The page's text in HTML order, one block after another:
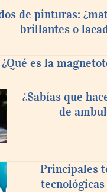
destaca la
o puerta
de pinturas:
brillantes o
¿Qué es la
¿Sabías que
de
Principales
tecnológicas